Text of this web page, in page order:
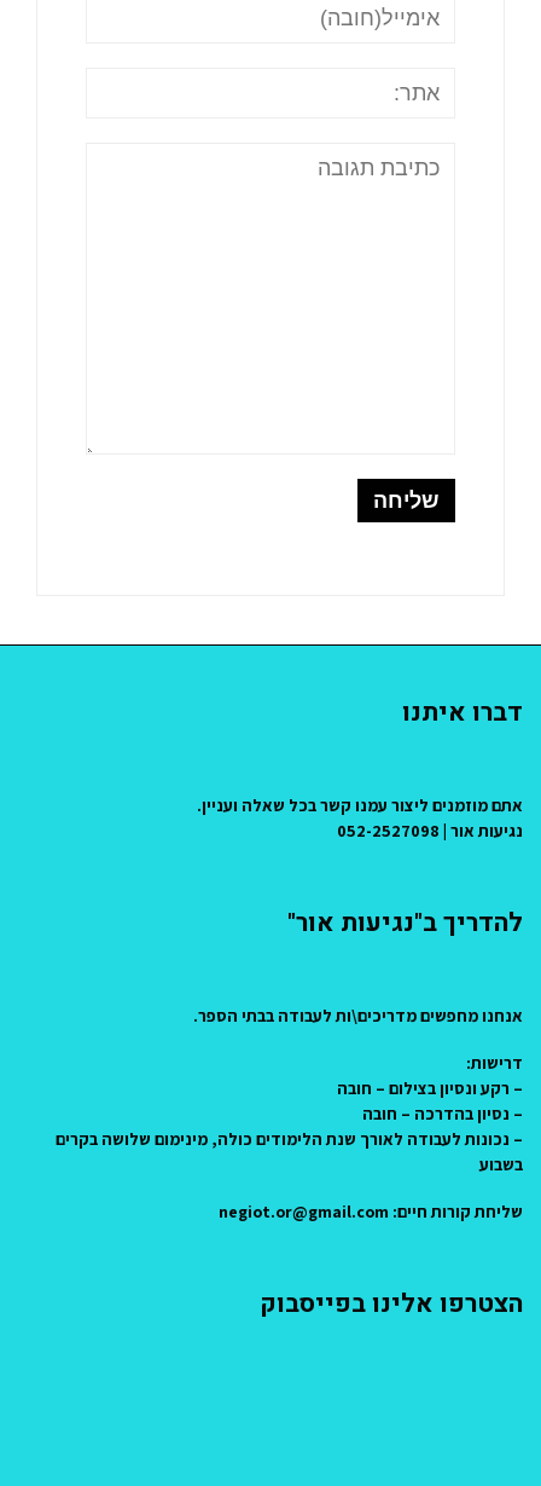
דברו איתנו
אתם מוזמנים ליצור עמנו קשר בכל שאלה ועניין.
נגיעות אור | 052-2527098
להדריך ב"נגיעות אור"
אנחנו מחפשים מדריכים\ות לעבודה בבתי הספר.
דרישות:
– רקע ונסיון בצילום – חובה
– נסיון בהדרכה – חובה
– נכונות לעבודה לאורך שנת הלימודים כולה, מינימום שלושה בקרים
בשבוע
שליחת קורות חיים: negiot.or@gmail.com
הצטרפו אלינו בפייסבוק